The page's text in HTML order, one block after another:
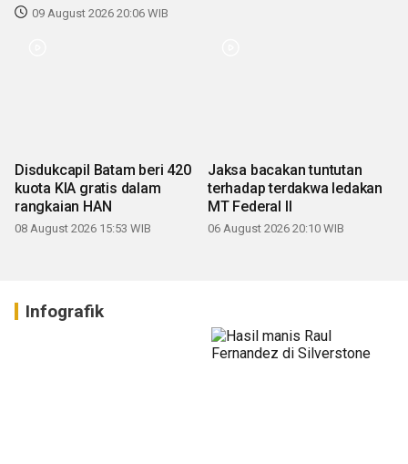
09 August 2026 20:06 WIB
Disdukcapil Batam beri 420
kuota KIA gratis dalam
rangkaian HAN
08 August 2026 15:53 WIB
Jaksa bacakan tuntutan
terhadap terdakwa ledakan
MT Federal II
06 August 2026 20:10 WIB
Infografik